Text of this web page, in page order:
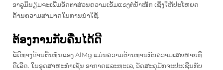
ອາລູມິນຽມຈະເພີ່ມອັດຕາສ່ວນຄວາມເຂັ້ມແຂງຕໍ່ນ້ຳໜັກ ເຊິ່ງໃຫ້ປະໂຫຍດ
ດ້ານຄວາມສາມາດໃນການນຳໃຊ້.
ຕ້ອງການກັບຄືນໄດ້ດີ
ຂໍ້ດີທາງດ້ານຕົ້ນທຶນຂອງ AlMg ແມ່ນຄວາມຕ້ານທານກັບຄວາມເສຍຫາຍທີ່
ດີເລີດ. ໃນອຸດສາຫະກໍາເຊັ່ນ ອາກາດແລະທະເລ, ວັດສະດຸມັກຈະປະເຊີນກັບ